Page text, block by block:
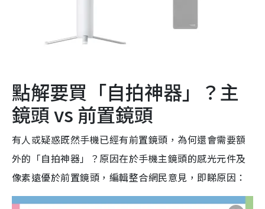
點解要買「自拍神器」？主
鏡頭 vs 前置鏡頭
有人或疑惑既然手機已經有前置鏡頭，為何還會需要額
外的「自拍神器」？原因在於手機主鏡頭的感光元件及
像素遠優於前置鏡頭，編輯整合網民意見，即睇原因：